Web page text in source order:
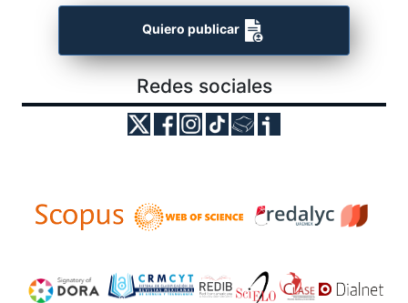
Quiero publicar
Redes sociales